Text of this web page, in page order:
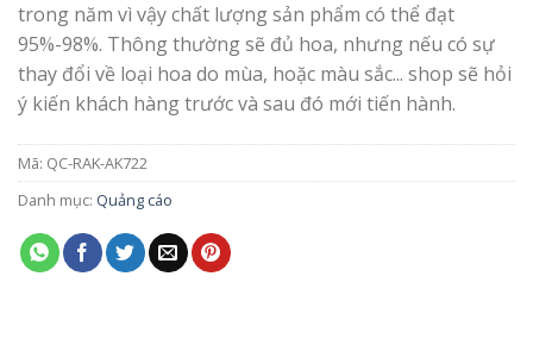
trong năm vì vậy chất lượng sản phẩm có thể đạt
95%-98%. Thông thường sẽ đủ hoa, nhưng nếu có sự
thay đổi về loại hoa do mùa, hoặc màu sắc... shop sẽ hỏi
ý kiến khách hàng trước và sau đó mới tiến hành.
Mã: QC-RAK-AK722
Danh mục: Quảng cáo